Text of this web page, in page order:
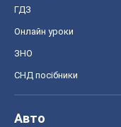
ГДЗ
Онлайн уроки
ЗНО
СНД посібники
Авто